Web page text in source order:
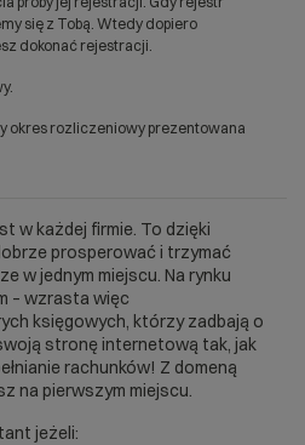
się z Tobą. Wtedy dopiero
dokonać rejestracji.
okres rozliczeniowy prezentowana
w każdej firmie. To dzięki
prosperować i trzymać
w jednym miejscu. Na rynku
– wzrasta więc
księgowych, którzy zadbają o
stronę internetową tak, jak
rachunków! Z domeną
na pierwszym miejscu.
jeżeli: